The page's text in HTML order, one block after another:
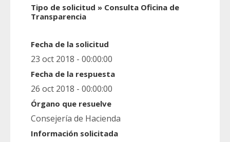
Tipo de solicitud » Consulta Oficina de
Transparencia
Fecha de la solicitud
23 oct 2018 - 00:00:00
Fecha de la respuesta
26 oct 2018 - 00:00:00
Órgano que resuelve
Consejería de Hacienda
Información solicitada